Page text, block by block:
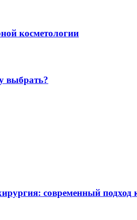
косметологии
выбрать?
современный подход